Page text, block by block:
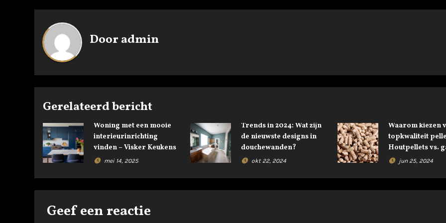
r
i
c
h
t
n
a
v
i
g
a
Door admin
Gerelateerd bericht
Woning met een mooie
interieurinrichting
vinden – Visker Keukens
mei 14, 2025
Trends in 2024: Wat zijn
de nieuwste designs in
douchewanden?
okt 22, 2024
Waarom kiezen
topkwaliteit
Houtpellets vs.
jun 25, 2024
Geef een reactie